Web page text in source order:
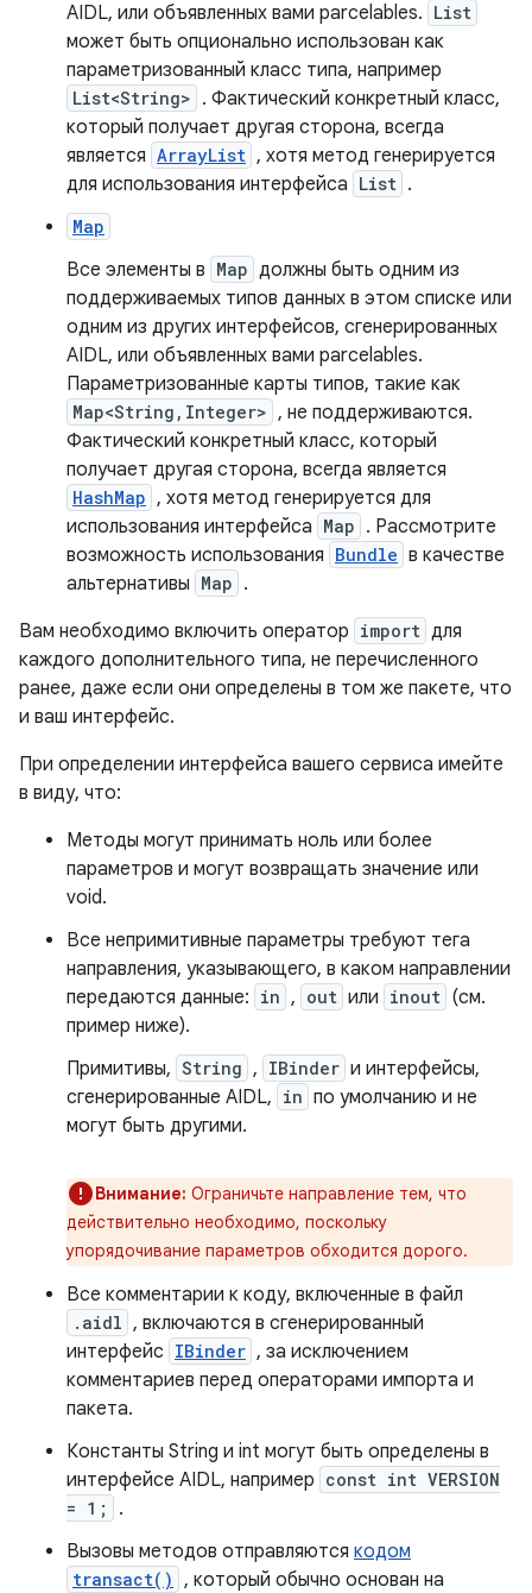
AIDL, или объявленных вами parcelables. List
может быть опционально использован как
параметризованный класс типа, например
List<String> . Фактический конкретный класс,
который получает другая сторона, всегда
является ArrayList , хотя метод генерируется
для использования интерфейса List .
Map
Все элементы в Map должны быть одним из
поддерживаемых типов данных в этом списке или
одним из других интерфейсов, сгенерированных
AIDL, или объявленных вами parcelables.
Параметризованные карты типов, такие как
Map<String,Integer> , не поддерживаются.
Фактический конкретный класс, который
получает другая сторона, всегда является
HashMap , хотя метод генерируется для
использования интерфейса Map . Рассмотрите
возможность использования Bundle в качестве
альтернативы Map .
Вам необходимо включить оператор import для
каждого дополнительного типа, не перечисленного
ранее, даже если они определены в том же пакете, что
и ваш интерфейс.
При определении интерфейса вашего сервиса имейте
в виду, что:
Методы могут принимать ноль или более
параметров и могут возвращать значение или
void.
Все непримитивные параметры требуют тега
направления, указывающего, в каком направлении
передаются данные: in , out или inout (см.
пример ниже).
Примитивы, String , IBinder и интерфейсы,
сгенерированные AIDL, in по умолчанию и не
могут быть другими.
Внимание: Ограничьте направление тем, что
действительно необходимо, поскольку
упорядочивание параметров обходится дорого.
Все комментарии к коду, включенные в файл
.aidl , включаются в сгенерированный
интерфейс IBinder , за исключением
комментариев перед операторами импорта и
пакета.
Константы String и int могут быть определены в
интерфейсе AIDL, например const int VERSION
= 1;
.
Вызовы методов отправляются кодом
transact() , который обычно основан на